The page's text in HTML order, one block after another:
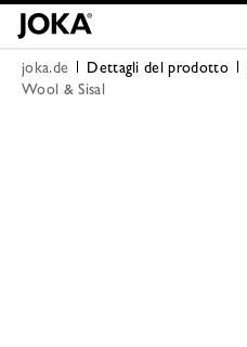
joka.de Dettagli del prodotto
Wool & Sisal